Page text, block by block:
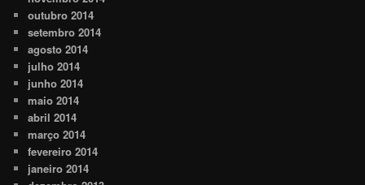
outubro 2014
setembro 2014
agosto 2014
julho 2014
junho 2014
maio 2014
abril 2014
março 2014
fevereiro 2014
janeiro 2014